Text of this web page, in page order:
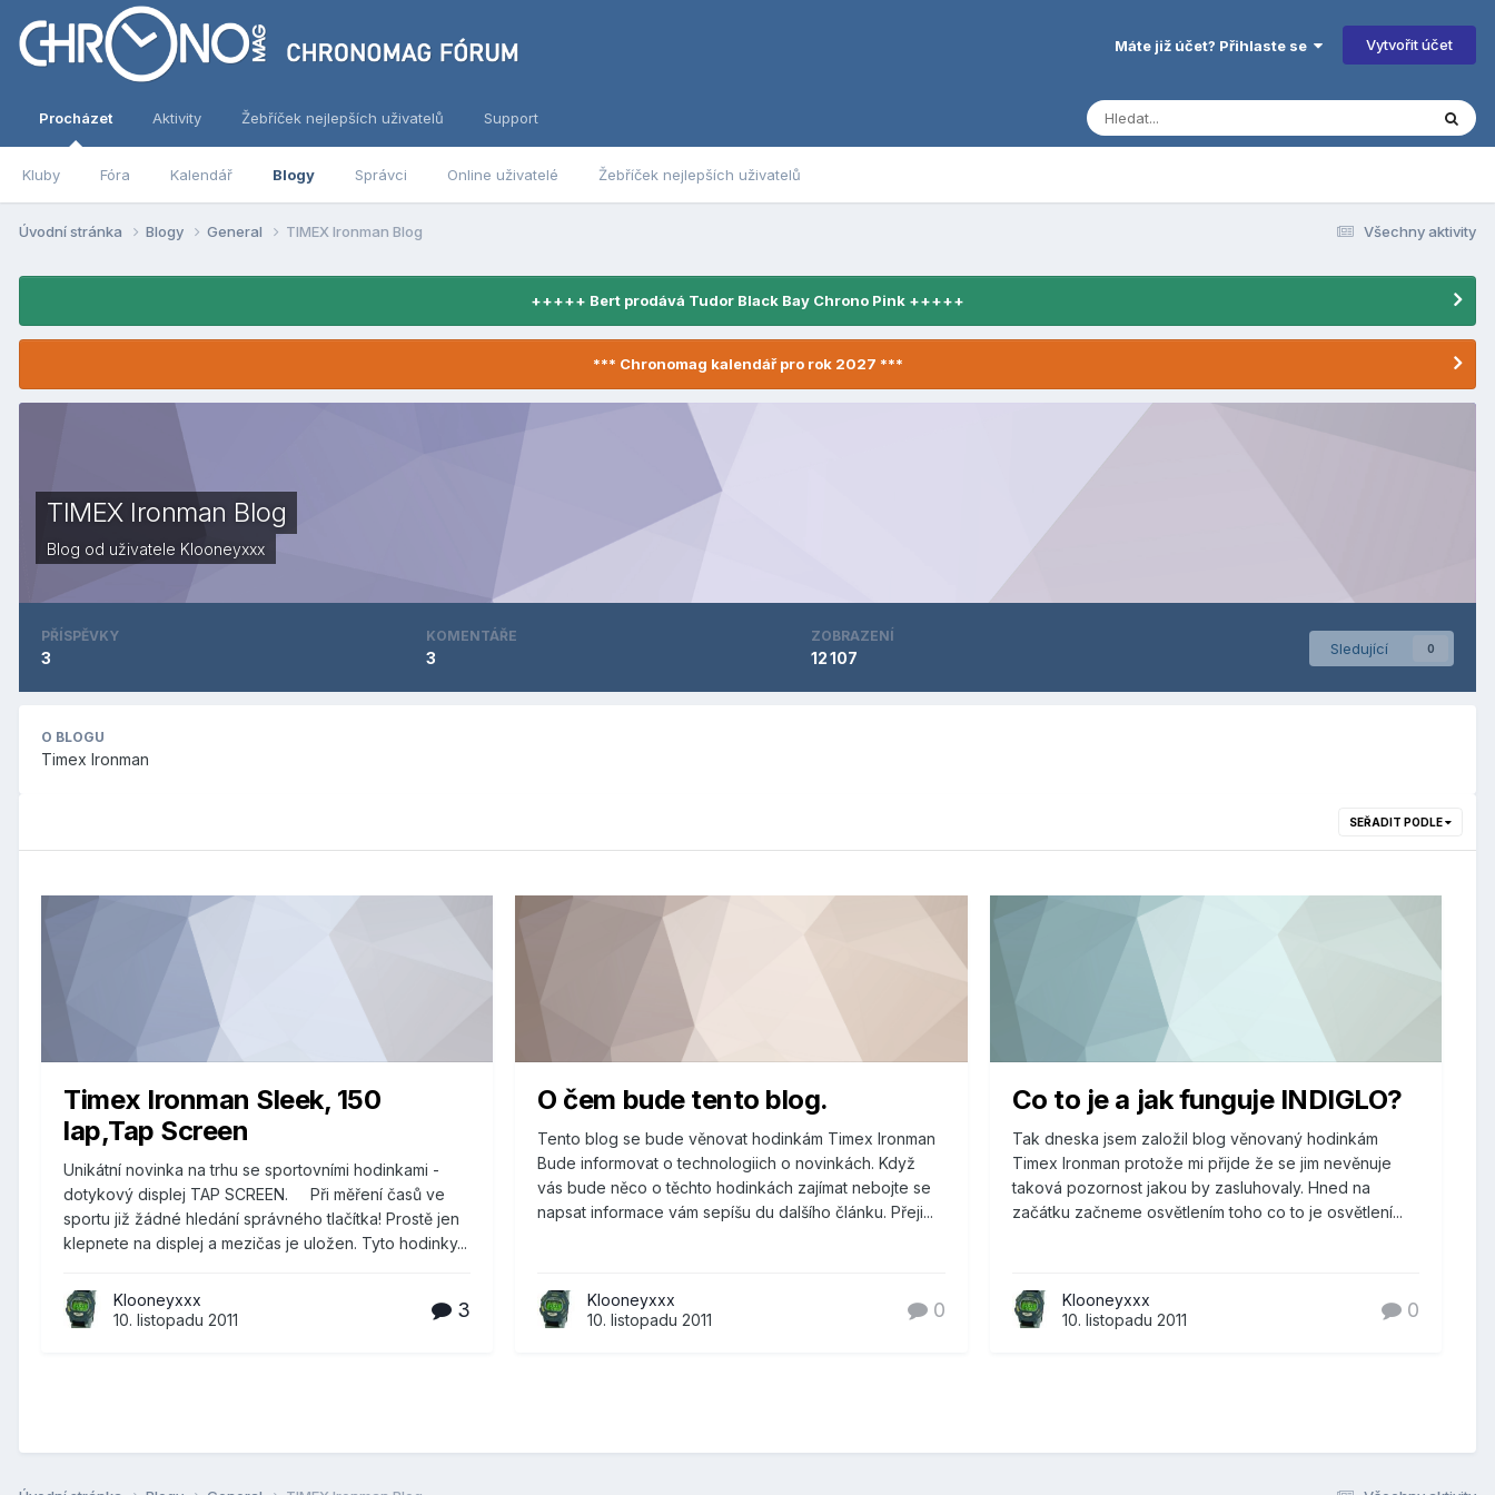
Máte již účet? Přihlaste se Vytvořit účet
Procházet
Kluby Fóra Kalendář Blogy Správci Online uživatelé Žebříček nejlepších uživatelů
Aktivity Žebříček nejlepších uživatelů Support
Všechny aktivity
Úvodní stránka Blogy General TIMEX Ironman Blog
+++++ Bert prodává Tudor Black Bay Chrono Pink +++++
*** Chronomag kalendář pro rok 2027 ***
TIMEX Ironman Blog
Blog od uživatele Klooneyxxx
Sledující 0
PŘÍSPĚVKY
3
KOMENTÁŘE
3
ZOBRAZENÍ
12 107
O BLOGU
Timex Ironman
SEŘADIT PODLE
Timex Ironman Sleek, 150
lap,Tap Screen
Unikátní novinka na trhu se sportovními hodinkami -
dotykový displej TAP SCREEN. Při měření časů ve
sportu již žádné hledání správného tlačítka! Prostě jen
klepnete na displej a mezičas je uložen. Tyto hodinky...
Klooneyxxx
10. listopadu 2011
3
O čem bude tento blog.
Tento blog se bude věnovat hodinkám Timex Ironman
Bude informovat o technologiich o novinkách. Když
vás bude něco o těchto hodinkách zajímat nebojte se
napsat informace vám sepíšu du dalšího článku. Přeji...
Klooneyxxx
10. listopadu 2011
0
Co to je a jak funguje INDIGLO?
Tak dneska jsem založil blog věnovaný hodinkám
Timex Ironman protože mi přijde že se jim nevěnuje
taková pozornost jakou by zasluhovaly. Hned na
začátku začneme osvětlením toho co to je osvětlení...
Klooneyxxx
10. listopadu 2011
0